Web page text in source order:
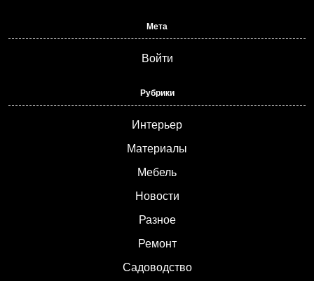
Мета
Войти
Рубрики
Интерьер
Материалы
Мебель
Новости
Разное
Ремонт
Садоводство